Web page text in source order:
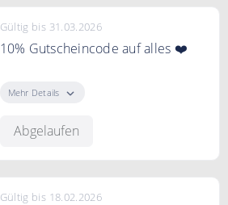
Gültig bis 31.03.2026
10% Gutscheincode auf alles ❤️
Rabatt auf das gesamte Sortiment.
Mehr Details
Abgelaufen
Gültig bis 18.02.2026